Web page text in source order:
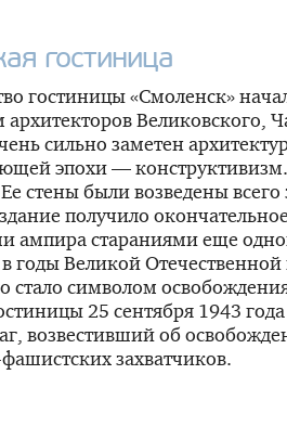
гостиница
гостиницы «Смоленск»
архитекторов Великовского,
сильно заметен
эпохи —
стены были возведены
получило
ампира стараниями еще
годы Великой
стало символом
25 сентября 1943
возвестивший об
захватчиков.